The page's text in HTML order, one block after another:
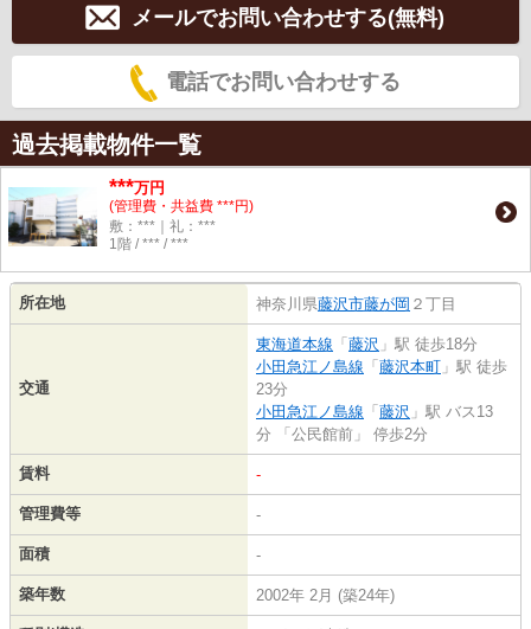
メールでお問い合わせする(無料)
電話でお問い合わせする
過去掲載物件一覧
***万円
(管理費・共益費 ***円)
敷：***｜礼：***
1階 / *** / ***
所在地 神奈川県藤沢市藤が岡 ２丁目
交通
東海道本線 「 藤沢 」駅 徒歩18分
小田急江ノ島線 「 藤沢本町 」駅 徒歩
23分
小田急江ノ島線 「 藤沢 」駅 バス13
分 「公民館前」 停歩2分
賃料 -
管理費等 -
面積 -
築年数 2002年 2月 (築24年)